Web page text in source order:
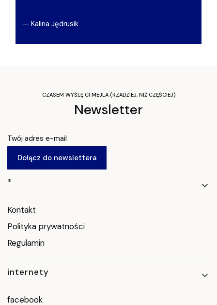
— Kalina Jędrusik
CZASEM WYŚLĘ CI MEJLA (RZADZIEJ, NIŻ CZĘŚCIEJ)
Newsletter
Twój adres e-mail
Dołącz do newslettera
Linki w stopce
*
Kontakt
Polityka prywatności
Regulamin
internety
facebook